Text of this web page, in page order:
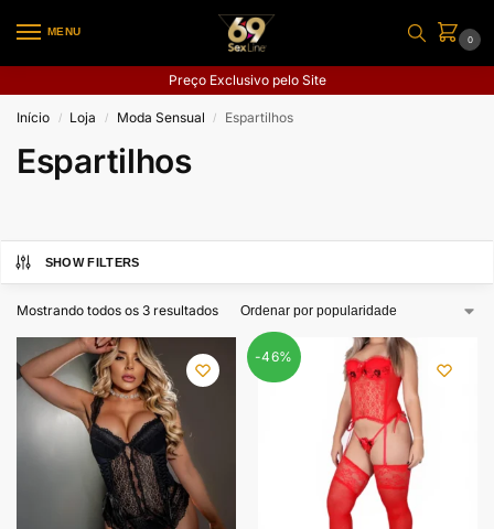
MENU
0
Preço Exclusivo pelo Site
Início / Loja / Moda Sensual / Espartilhos
Espartilhos
SHOW FILTERS
Mostrando todos os 3 resultados
-46%